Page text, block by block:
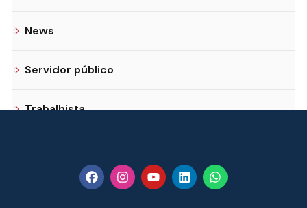
News
Servidor público
Trabalhista